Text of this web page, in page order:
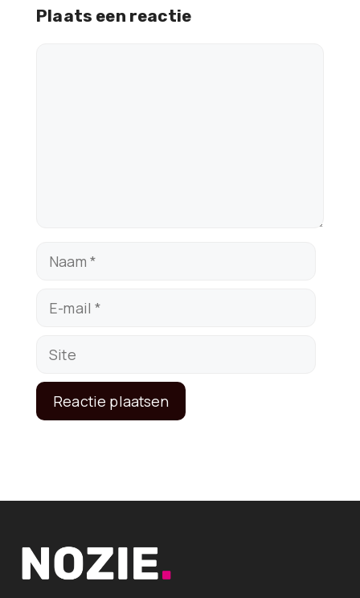
Plaats een reactie
Naam
E-
mail
Site
e
n
a